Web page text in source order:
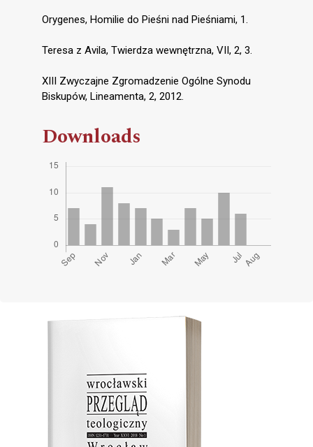
Orygenes, Homilie do Pieśni nad Pieśniami, 1.
Teresa z Avila, Twierdza wewnętrzna, VII, 2, 3.
XIII Zwyczajne Zgromadzenie Ogólne Synodu
Biskupów, Lineamenta, 2, 2012.
Downloads
Cover image